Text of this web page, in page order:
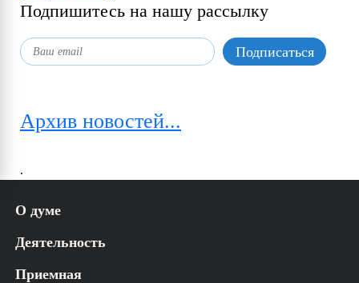
Подпишитесь на нашу рассылку
Архив новостей...
.
О думе
Структура
Регламент
Деятельность
Постановления
Приемная